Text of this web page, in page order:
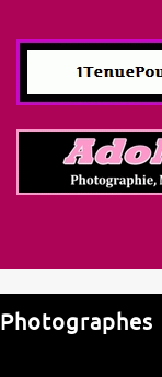
Photographes